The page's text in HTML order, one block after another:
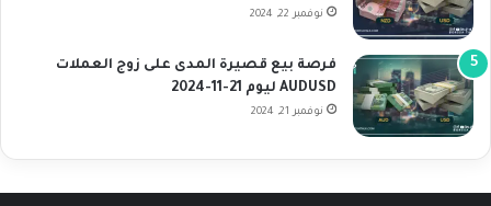
نوفمبر 22, 2024
فرصة بيع قصيرة المدى على زوج العملات
AUDUSD ليوم 21-11-2024
نوفمبر 21, 2024